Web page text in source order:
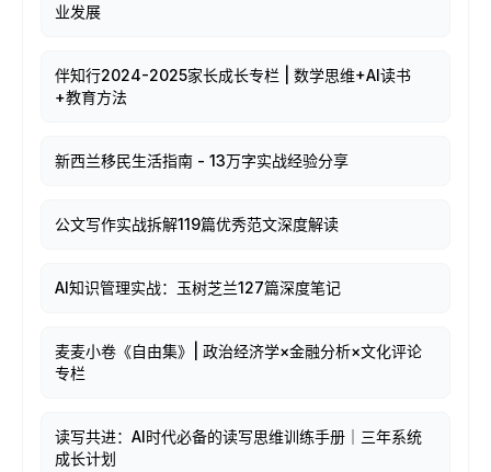
业发展
伴知行2024-2025家长成长专栏 | 数学思维+AI读书
+教育方法
新西兰移民生活指南 - 13万字实战经验分享
公文写作实战拆解119篇优秀范文深度解读
AI知识管理实战：玉树芝兰127篇深度笔记
麦麦小卷《自由集》| 政治经济学×金融分析×文化评论
专栏
读写共进：AI时代必备的读写思维训练手册｜三年系统
成长计划